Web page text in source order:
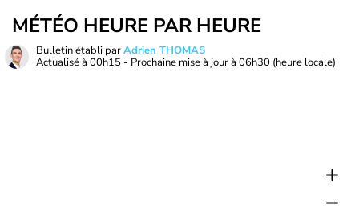
MÉTÉO HEURE PAR HEURE
Bulletin établi parAdrien THOMAS
Actualisé à 00h15 - Prochaine mise à jour à 06h30 (heure locale)